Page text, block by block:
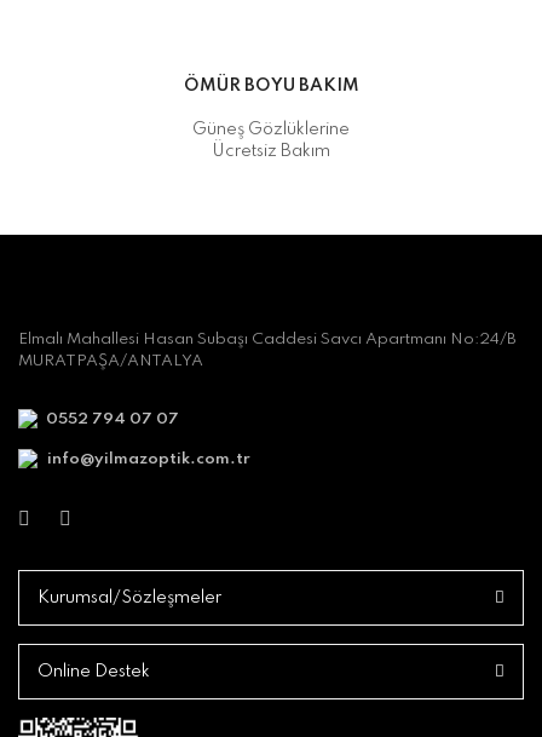
ÖMÜR BOYU BAKIM
Güneş Gözlüklerine
Ücretsiz Bakım
Elmalı Mahallesi Hasan Subaşı Caddesi Savcı Apartmanı No:24/B
MURATPAŞA/ANTALYA
0552 794 07 07
info@yilmazoptik.com.tr
Kurumsal/Sözleşmeler
Online Destek